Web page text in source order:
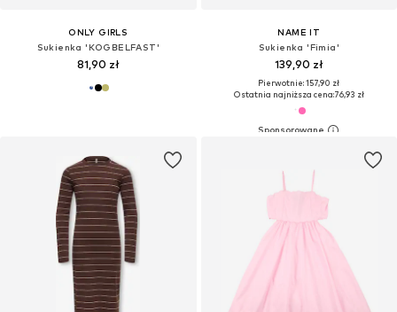
ONLY GIRLS
Sukienka 'KOGBELFAST'
81,90 zł
NAME IT
Sukienka 'Fimia'
139,90 zł
Pierwotnie: 157,90 zł
Ostatnia najniższa cena:76,93 zł